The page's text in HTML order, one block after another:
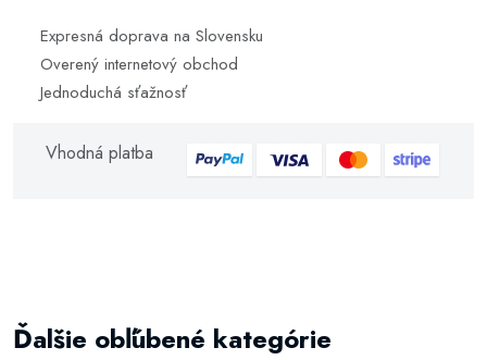
Expresná doprava na Slovensku
Overený internetový obchod
Jednoduchá sťažnosť
Vhodná platba
Ďalšie obľúbené kategórie